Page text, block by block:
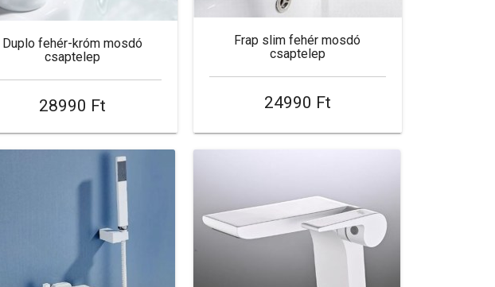
Duplo fehér-króm mosdó
csaptelep
28990 Ft
Frap slim fehér mosdó
csaptelep
24990 Ft